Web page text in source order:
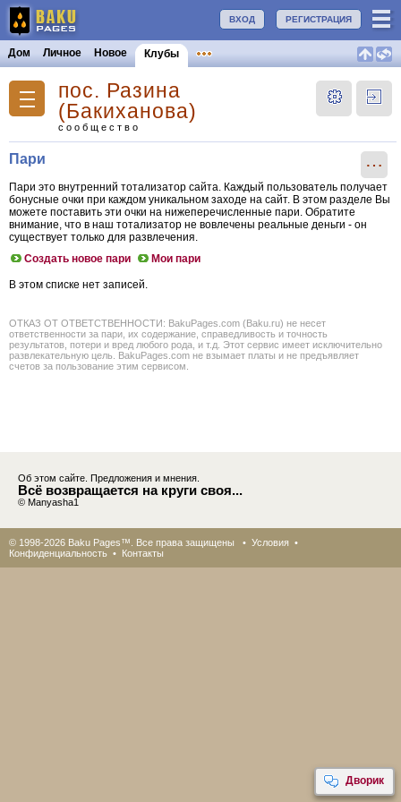
РЕГИСТРАЦИЯ
ВХОД
Дом Личное Новое Клубы
пос. Разина
(Бакиханова)
сообщество
⋯
Пари
Пари это внутренний тотализатор сайта. Каждый пользователь получает
бонусные очки при каждом уникальном заходе на сайт. В этом разделе Вы
можете поставить эти очки на нижеперечисленные пари. Обратите
внимание, что в наш тотализатор не вовлечены реальные деньги - он
существует только для развлечения.
Создать новое пари
Мои пари
В этом списке нет записей.
ОТКАЗ ОТ ОТВЕТСТВЕННОСТИ: BakuPages.com (Baku.ru) не несет
ответственности за пари, их содержание, справедливость и точность
результатов, потери и вред любого рода, и т.д. Этот сервис имеет исключительно
развлекательную цель. BakuPages.com не взымает платы и не предъявляет
счетов за пользование этим сервисом.
Дворик
Об этом сайте. Предложения и мнения.
Всё возвращается на круги своя...
© Manyasha1
© 1998-2026 Baku Pages™. Все права защищены • Условия •
Конфиденциальность • Контакты